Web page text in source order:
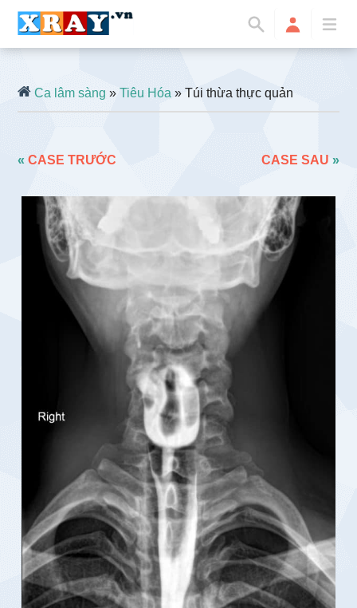
Ca lâm sàng »Tiêu Hóa » Túi thừa thực quản
«CASE TRƯỚC CASE SAU »